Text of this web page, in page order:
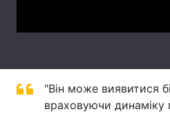
"Він може виявитися
враховуючи динаміку